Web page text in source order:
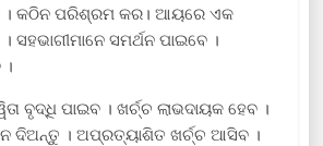
। କଠିନ ପରିଶ୍ରମ କର। ଆୟରେ ଏକ
ସମର୍ଥନ ପାଇବେ ।
ବୃଦ୍ଧି ପାଇବ । ଖର୍ଚ୍ଚ ଲାଭଦାୟକ ହେବ ।
ଦିଅନ୍ତୁ । ଅପ୍ରତ୍ୟାଶିତ ଖର୍ଚ୍ଚ ଆସିବ ।